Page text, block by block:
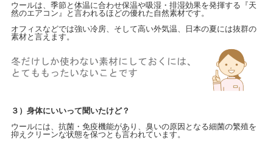
ウールは、季節と体温に合わせ保温や吸湿・排湿効果を発揮する『天
然のエアコン』と言われるほどの優れた自然素材です。
オフィスなどでは強い冷房、そして高い外気温、日本の夏には抜群の
素材と言えます。
３）身体にいいって聞いたけど？
ウールには、抗菌・免疫機能があり、臭いの原因となる細菌の繁殖を
抑えクリーンな状態を保つとも言われています。